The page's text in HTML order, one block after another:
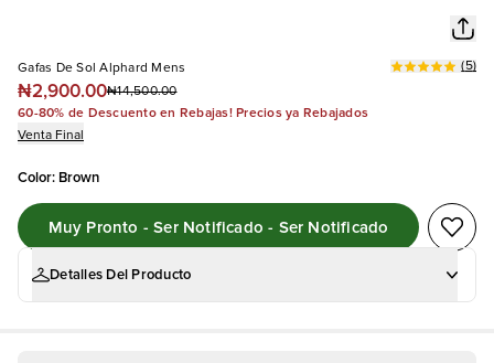
Gafas De Sol Alphard Mens
₦2,900.00₦14,500.00
(5)
60-80% de Descuento en Rebajas! Precios ya Rebajados
Venta Final
Color: Brown
Muy Pronto - Ser Notificado - Ser Notificado
Detalles Del Producto